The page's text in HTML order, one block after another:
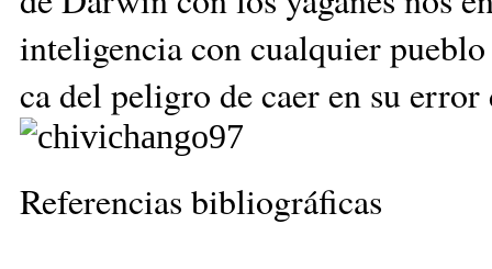
inteligencia con cualquier
ca del peligro de caer en su
Referencias bibliográficas